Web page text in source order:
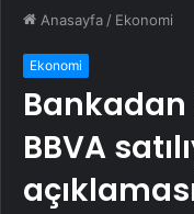
Anasayfa / Ekonomi
Ekonomi
Bankadan
BBVA